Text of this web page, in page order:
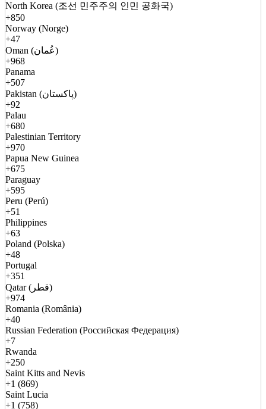
North Korea (조선 민주주의 인민 공화국)
+850
Norway (Norge)
+47
Oman (عُمان)
+968
Panama
+507
Pakistan (پاکستان)
+92
Palau
+680
Palestinian Territory
+970
Papua New Guinea
+675
Paraguay
+595
Peru (Perú)
+51
Philippines
+63
Poland (Polska)
+48
Portugal
+351
Qatar (قطر)
+974
Romania (România)
+40
Russian Federation (Российская Федерация)
+7
Rwanda
+250
Saint Kitts and Nevis
+1 (869)
Saint Lucia
+1 (758)